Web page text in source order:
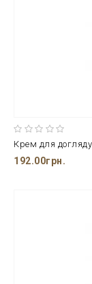
Крем для
192.00грн.